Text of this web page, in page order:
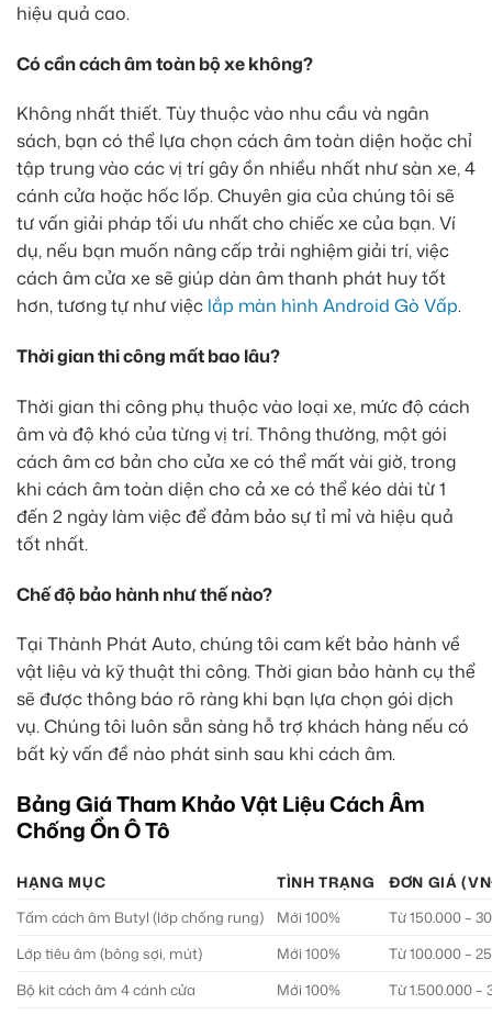
hiệu quả cao.
Có cần cách âm toàn bộ xe không?
Không nhất thiết. Tùy thuộc vào nhu cầu và ngân
sách, bạn có thể lựa chọn cách âm toàn diện hoặc chỉ
tập trung vào các vị trí gây ồn nhiều nhất như sàn xe, 4
cánh cửa hoặc hốc lốp. Chuyên gia của chúng tôi sẽ
tư vấn giải pháp tối ưu nhất cho chiếc xe của bạn. Ví
dụ, nếu bạn muốn nâng cấp trải nghiệm giải trí, việc
cách âm cửa xe sẽ giúp dàn âm thanh phát huy tốt
hơn, tương tự như việc lắp màn hình Android Gò Vấp.
Thời gian thi công mất bao lâu?
Thời gian thi công phụ thuộc vào loại xe, mức độ cách
âm và độ khó của từng vị trí. Thông thường, một gói
cách âm cơ bản cho cửa xe có thể mất vài giờ, trong
khi cách âm toàn diện cho cả xe có thể kéo dài từ 1
đến 2 ngày làm việc để đảm bảo sự tỉ mỉ và hiệu quả
tốt nhất.
Chế độ bảo hành như thế nào?
Tại Thành Phát Auto, chúng tôi cam kết bảo hành về
vật liệu và kỹ thuật thi công. Thời gian bảo hành cụ thể
sẽ được thông báo rõ ràng khi bạn lựa chọn gói dịch
vụ. Chúng tôi luôn sẵn sàng hỗ trợ khách hàng nếu có
bất kỳ vấn đề nào phát sinh sau khi cách âm.
Bảng Giá Tham Khảo Vật Liệu Cách Âm
Chống Ồn Ô Tô
HẠNG MỤC TÌNH TRẠNG
ĐƠN GIÁ
Tấm cách âm Butyl (lớp chống rung)
Mới 100%
Từ 150.000 –
Lớp tiêu âm (bông sợi, mút)
Mới 100%
Từ 100.000 –
Bộ kit cách âm 4 cánh cửa
Mới 100%
Từ 1.500.000 –